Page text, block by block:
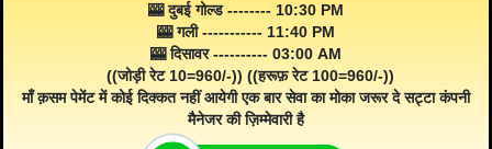
🎰 दुबई गोल्ड -------- 10:30 PM
🎰 गली ----------- 11:40 PM
🎰 दिसावर ---------- 03:00 AM
((जोड़ी रेट 10=960/-)) ((हरूफ़ रेट 100=960/-))
माँ क़सम पेमेंट में कोई दिक्कत नहीं आयेगी एक बार सेवा का मोका जरूर दे सट्टा कंपनी
मैनेजर की ज़िम्मेवारी है